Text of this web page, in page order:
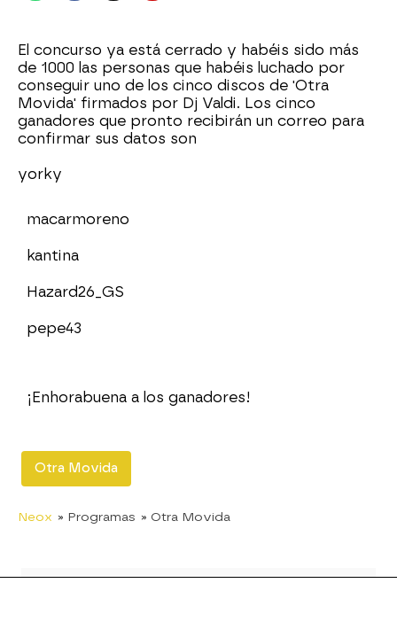
El concurso ya está cerrado y habéis sido más
de 1000 las personas que habéis luchado por
conseguir uno de los cinco discos de 'Otra
Movida' firmados por Dj Valdi. Los cinco
ganadores que pronto recibirán un correo para
confirmar sus datos son
yorky
macarmoreno
kantina
Hazard26_GS
pepe43
¡Enhorabuena a los ganadores!
Otra Movida
Neox » Programas » Otra Movida